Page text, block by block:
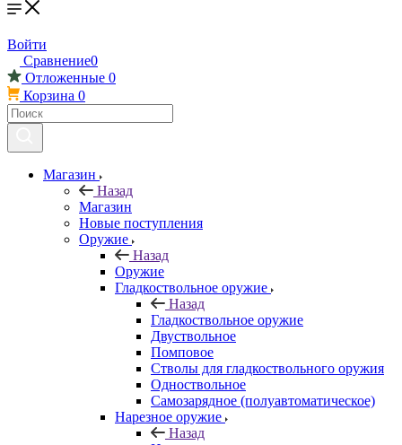
Войти
Сравнение0
Отложенные 0
Корзина 0
Магазин
Назад
Магазин
Новые поступления
Оружие
Назад
Оружие
Гладкоствольное оружие
Назад
Гладкоствольное оружие
Двуствольное
Помповое
Стволы для гладкоствольного оружия
Одноствольное
Самозарядное (полуавтоматическое)
Нарезное оружие
Назад